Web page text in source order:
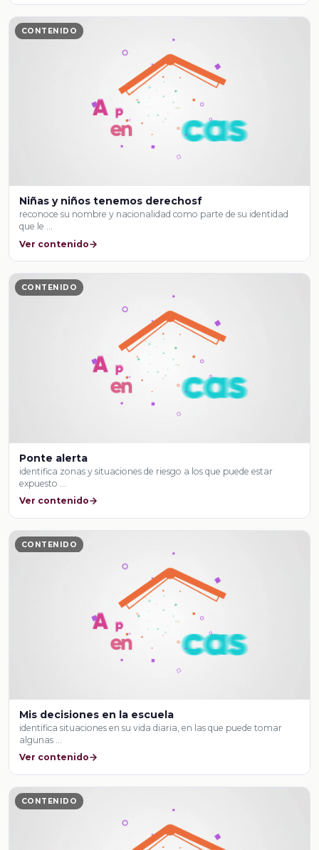
CONTENIDO
Niñas y niños tenemos derechosf
reconoce su nombre y nacionalidad como parte de su identidad
que le …
Ver contenido
CONTENIDO
Ponte alerta
identifica zonas y situaciones de riesgo a los que puede estar
expuesto …
Ver contenido
CONTENIDO
Mis decisiones en la escuela
identifica situaciones en su vida diaria, en las que puede tomar
algunas …
Ver contenido
CONTENIDO